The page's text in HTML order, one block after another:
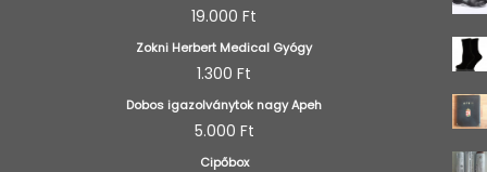
19.000 Ft
Zokni Herbert Medical Gyógy
1.300 Ft
Dobos igazolványtok nagy Apeh
5.000 Ft
Cipőbox